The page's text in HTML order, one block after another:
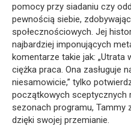
pomocy przy siadaniu czy
pewnością siebie,
społecznościowych. Jej
najbardziej imponujących
komentarze takie jak: „Utrata
ciężka praca. Ona zasługuje
niesamowicie,” tylko
początkowych sceptycznych
sezonach programu, Tammy
dzięki swojej przemianie.